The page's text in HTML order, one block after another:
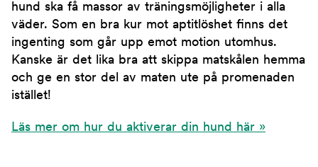
hund ska få massor av träningsmöjligheter i alla
väder. Som en bra kur mot aptitlöshet finns det
ingenting som går upp emot motion utomhus.
Kanske är det lika bra att skippa matskålen hemma
och ge en stor del av maten ute på promenaden
istället!
Läs mer om hur du aktiverar din hund här »